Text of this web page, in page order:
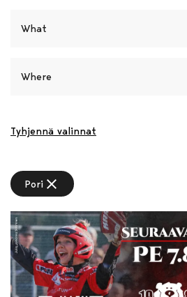
What
Where
Tyhjennä valinnat
Pori close